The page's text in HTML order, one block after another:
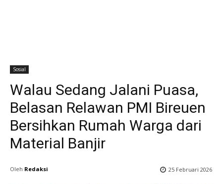
Sosial
Walau Sedang Jalani Puasa,
Belasan Relawan PMI Bireuen
Bersihkan Rumah Warga dari
Material Banjir
Oleh Redaksi 25 Februari 2026